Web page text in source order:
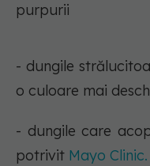
purpurii
- dungile
o culoare mai
- dungile care
potrivit Mayo Clinic.